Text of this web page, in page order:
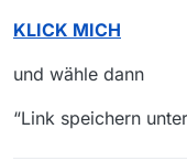
KLICK MICH
und wähle dann
“Link speichern